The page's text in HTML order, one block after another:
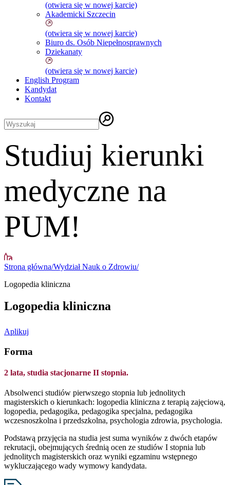
(otwiera się w nowej karcie)
Akademicki Szczecin
(otwiera się w nowej karcie)
Biuro ds. Osób Niepełnosprawnych
Dziekanaty
(otwiera się w nowej karcie)
English Program
Kandydat
Kontakt
Studiuj kierunki
medyczne na
PUM!
Strona główna/Wydział Nauk o Zdrowiu/
Logopedia kliniczna
Logopedia kliniczna
Aplikuj
Forma
2 lata, studia stacjonarne II stopnia.
Absolwenci studiów pierwszego stopnia lub jednolitych
magisterskich o kierunkach: logopedia kliniczna z terapią zajęciową,
logopedia, pedagogika, pedagogika specjalna, pedagogika
wczesnoszkolna i przedszkolna, psychologia zdrowia, psychologia.
Podstawą przyjęcia na studia jest suma wyników z dwóch etapów
rekrutacji, obejmujących średnią ocen ze studiów I stopnia lub
jednolitych magisterskich oraz wyniki egzaminu wstępnego
wykluczającego wady wymowy kandydata.